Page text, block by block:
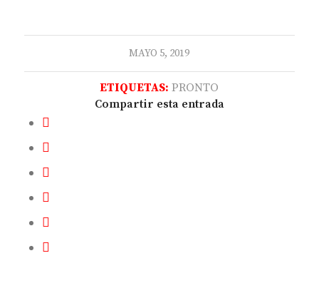
MAYO 5, 2019
ETIQUETAS: PRONTO
Compartir esta entrada